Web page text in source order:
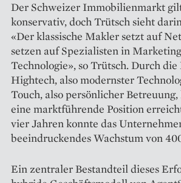
Der Schweizer Immobilienmarkt
konservativ, doch Trütsch sieht
«Der klassische Makler setzt auf
setzen auf Spezia­listen in
Technologie», so Trütsch. Durch
Hightech, also modernster
Touch, also persönlicher
eine marktführende Position
vier Jahren konnte das
beeindruckendes Wachstum von
Ein zentraler Bestandteil dieses